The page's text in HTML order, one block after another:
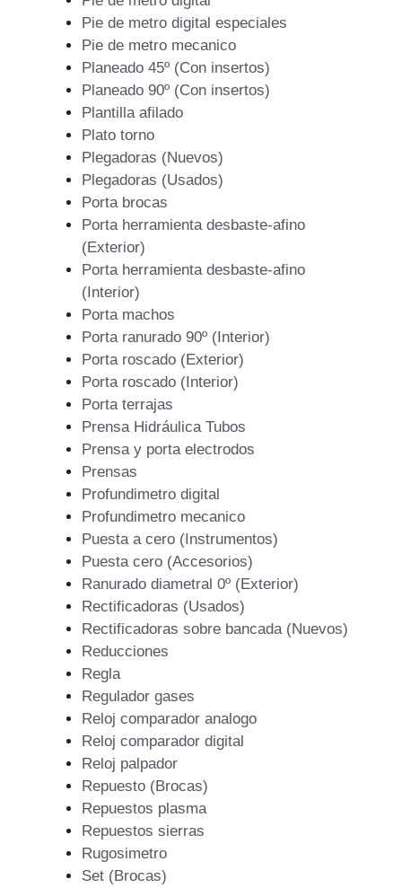
Pie de metro digital especiales
Pie de metro mecanico
Planeado 45º (Con insertos)
Planeado 90º (Con insertos)
Plantilla afilado
Plato torno
Plegadoras (Nuevos)
Plegadoras (Usados)
Porta brocas
Porta herramienta desbaste-afino
(Exterior)
Porta herramienta desbaste-afino
(Interior)
Porta machos
Porta ranurado 90º (Interior)
Porta roscado (Exterior)
Porta roscado (Interior)
Porta terrajas
Prensa Hidráulica Tubos
Prensa y porta electrodos
Prensas
Profundimetro digital
Profundimetro mecanico
Puesta a cero (Instrumentos)
Puesta cero (Accesorios)
Ranurado diametral 0º (Exterior)
Rectificadoras (Usados)
Rectificadoras sobre bancada (Nuevos)
Reducciones
Regla
Regulador gases
Reloj comparador analogo
Reloj comparador digital
Reloj palpador
Repuesto (Brocas)
Repuestos plasma
Repuestos sierras
Rugosimetro
Set (Brocas)